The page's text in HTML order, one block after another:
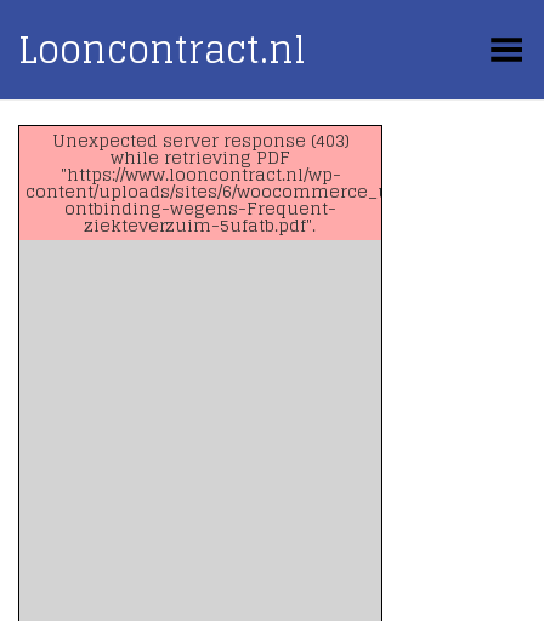
Looncontract.nl Toggle Menu
Unexpected server response (403)
while retrieving PDF
"https://www.looncontract.nl/wp-
content/uploads/sites/6/woocommerce_uploads/2020/07/
ontbinding-wegens-Frequent-
ziekteverzuim-5ufatb.pdf".